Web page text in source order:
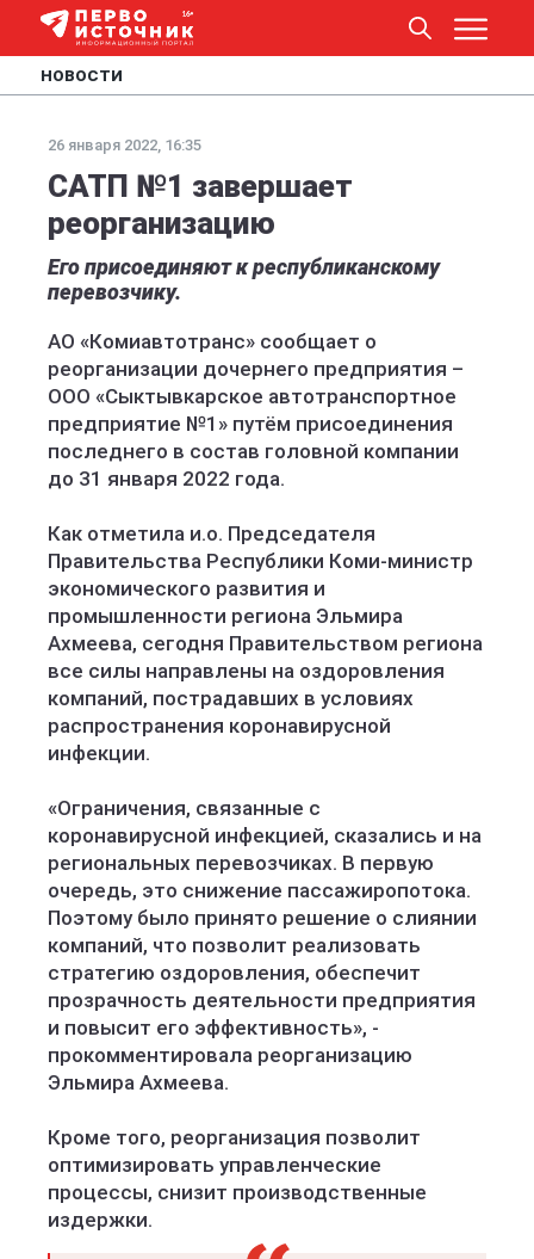
НОВОСТИ
26 января 2022, 16:35
САТП №1 завершает
реорганизацию
Его присоединяют к республиканскому
перевозчику.
АО «Комиавтотранс» сообщает о
реорганизации дочернего предприятия –
ООО «Сыктывкарское автотранспортное
предприятие №1» путём присоединения
последнего в состав головной компании
до 31 января 2022 года.
Как отметила и.о. Председателя
Правительства Республики Коми-министр
экономического развития и
промышленности региона Эльмира
Ахмеева, сегодня Правительством региона
все силы направлены на оздоровления
компаний, пострадавших в условиях
распространения коронавирусной
инфекции.
«Ограничения, связанные с
коронавирусной инфекцией, сказались и на
региональных перевозчиках. В первую
очередь, это снижение пассажиропотока.
Поэтому было принято решение о слиянии
компаний, что позволит реализовать
стратегию оздоровления, обеспечит
прозрачность деятельности предприятия
и повысит его эффективность», -
прокомментировала реорганизацию
Эльмира Ахмеева.
Кроме того, реорганизация позволит
оптимизировать управленческие
процессы, снизит производственные
издержки.